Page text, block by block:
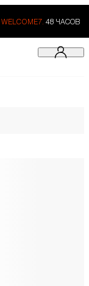
WELCOME7. 48 ЧАСОВ